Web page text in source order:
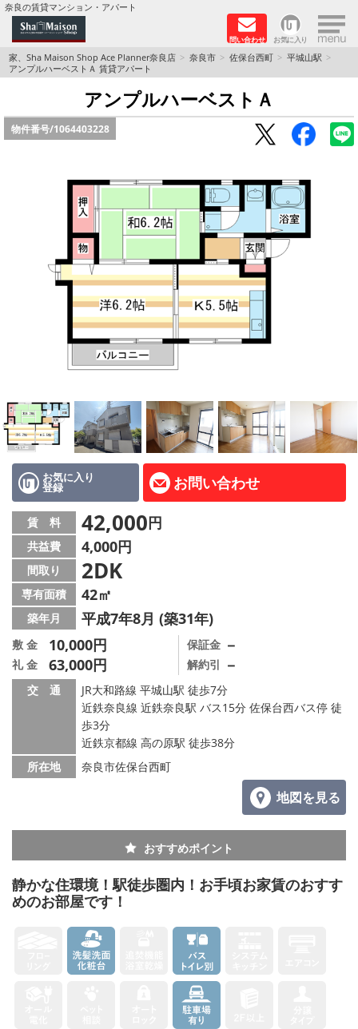
奈良の賃貸マンション・アパート
問い合わせ お気に入り ×
TOPページ
Foreigners welcome！
店長のおすすめ物件
積水ハウス Sha Maison 特集 (奈良北部、木津川
積水ハウス Sha Maison 特集 (奈良南部)
路線·駅から探す
地域から探す
地図から探す
AcePlanner公式ライン
SNS
スタッフ紹介
リフォーム のことなら！
オーナー様へ
住宅型有料老人 Ｆｌｅｕｒａｇｅ
店舗情報·アクセス
会社概要
メールでお問い合わせ
家、Sha Maison Shop Ace Planner奈良店 奈良市 佐保台西町
平城山駅
アンプルハーベストＡ 賃貸アパート
アンプルハーベストＡ
物件番号/1064403228
お気に入り
登録 お問い合わせ
賃 料 42,000円
共益費 4,000円
間取り 2DK
専有面積 42㎡
築年月 平成7年8月 (築31年)
敷 金 10,000円
礼 金 63,000円
保証金 －
解約引 －
交 通
JR大和路線 平城山駅 徒歩7分
近鉄奈良線 近鉄奈良駅 バス15分 佐保台西バス停 徒
歩3分
近鉄京都線 高の原駅 徒歩38分
所在地
奈良市佐保台西町
地図を見る
おすすめポイント
静かな住環境！駅徒歩圏内！お手頃お家賃のおすす
めのお部屋です！